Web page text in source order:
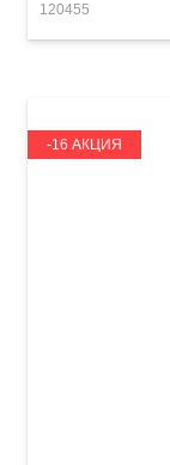
120455
-16 АКЦИЯ